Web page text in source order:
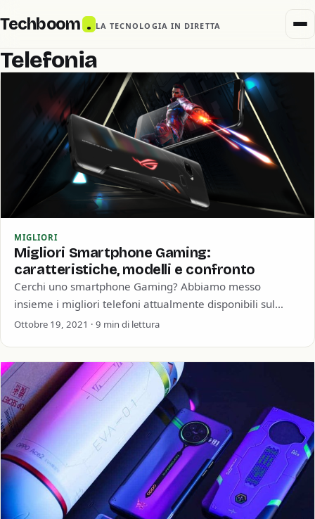
Techboom . LA TECNOLOGIA IN DIRETTA
Telefonia
MIGLIORI
Migliori Smartphone Gaming:
caratteristiche, modelli e confronto
Cerchi uno smartphone Gaming? Abbiamo messo
insieme i migliori telefoni attualmente disponibili sul
mercato per giocare a PUBG, Fornite o Call of…
Ottobre 19, 2021 · 9 min di lettura